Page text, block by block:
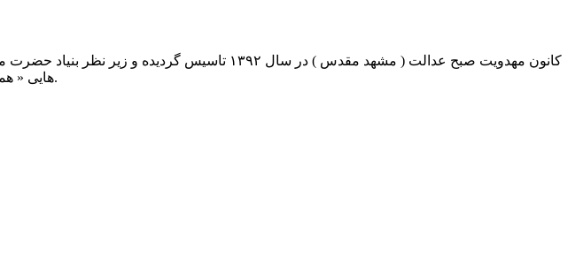
کانون مهدویت صبح عدالت ( مشهد مقدس ) در سال
هایی « همچون نیمه شعبان، نهم ربیع جهت امامت حضرت، احیا و شب زنده داری مهدوی» توفیق خدمت داشته است.